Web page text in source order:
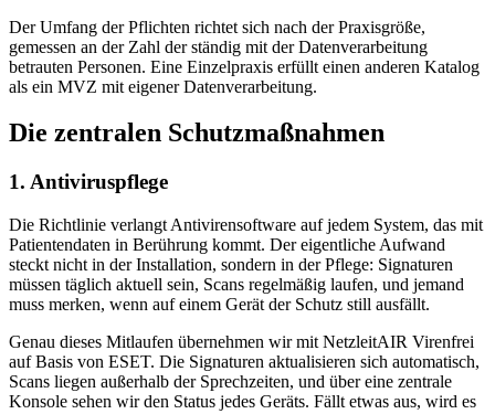
Der Umfang der Pflichten richtet sich nach der Praxisgröße,
gemessen an der Zahl der ständig mit der Datenverarbeitung
betrauten Personen. Eine Einzelpraxis erfüllt einen anderen Katalog
als ein MVZ mit eigener Datenverarbeitung.
Die zentralen Schutzmaßnahmen
1. Antiviruspflege
Die Richtlinie verlangt Antivirensoftware auf jedem System, das mit
Patientendaten in Berührung kommt. Der eigentliche Aufwand
steckt nicht in der Installation, sondern in der Pflege: Signaturen
müssen täglich aktuell sein, Scans regelmäßig laufen, und jemand
muss merken, wenn auf einem Gerät der Schutz still ausfällt.
Genau dieses Mitlaufen übernehmen wir mit NetzleitAIR Virenfrei
auf Basis von ESET. Die Signaturen aktualisieren sich automatisch,
Scans liegen außerhalb der Sprechzeiten, und über eine zentrale
Konsole sehen wir den Status jedes Geräts. Fällt etwas aus, wird es